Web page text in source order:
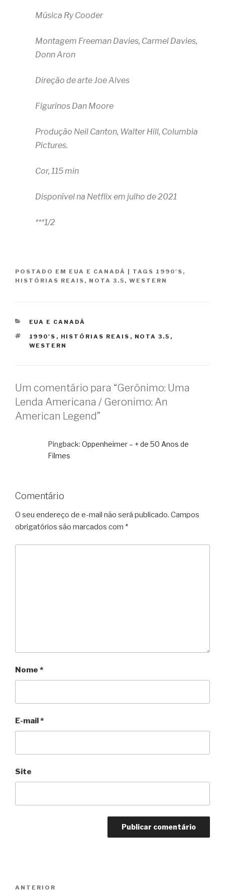
Música Ry Cooder
Montagem Freeman Davies, Carmel Davies,
Donn Aron
Direção de arte Joe Alves
Figurinos Dan Moore
Produção Neil Canton, Walter Hill, Columbia
Pictures.
Cor, 115 min
Disponível na Netflix em julho de 2021
***1/2
POSTADO EM EUA E CANADÁ TAGS 1990'S ,
HISTÓRIAS REAIS , NOTA 3.5 , WESTERN
CATEGORIAS
EUA E CANADÁ
TAGS
1990'S , HISTÓRIAS REAIS , NOTA 3.5 ,
WESTERN
Um comentário para “Gerônimo: Uma
Lenda Americana / Geronimo: An
American Legend”
Pingback: Oppenheimer – + de 50 Anos de
Filmes
Comentário
O seu endereço de e-mail não será publicado. Campos
obrigatórios são marcados com *
Nome *
E-mail*
Site
ANTERIOR